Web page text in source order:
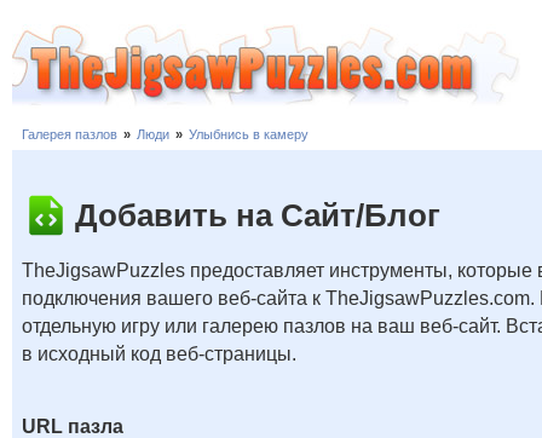
Галерея пазлов » Люди » Улыбнись в камеру
Добавить на Сайт/Блог
TheJigsawPuzzles предоставляет инструменты, которые
подключения вашего веб-сайта к
отдельную игру или галерею пазлов на ваш веб-сайт.
в исходный код веб-страницы.
URL пазла